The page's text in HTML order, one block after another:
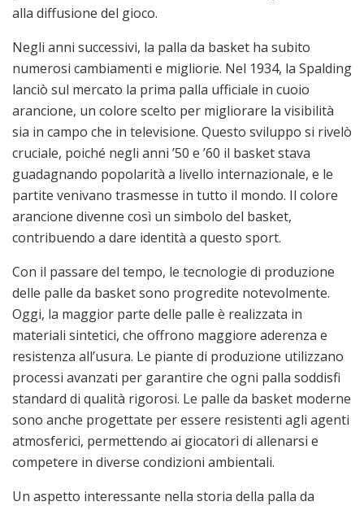
alla diffusione del gioco.
Negli anni successivi, la palla da basket ha subito
numerosi cambiamenti e migliorie. Nel 1934, la Spalding
lanciò sul mercato la prima palla ufficiale in cuoio
arancione, un colore scelto per migliorare la visibilità
sia in campo che in televisione. Questo sviluppo si rivelò
cruciale, poiché negli anni ’50 e ’60 il basket stava
guadagnando popolarità a livello internazionale, e le
partite venivano trasmesse in tutto il mondo. Il colore
arancione divenne così un simbolo del basket,
contribuendo a dare identità a questo sport.
Con il passare del tempo, le tecnologie di produzione
delle palle da basket sono progredite notevolmente.
Oggi, la maggior parte delle palle è realizzata in
materiali sintetici, che offrono maggiore aderenza e
resistenza all’usura. Le piante di produzione utilizzano
processi avanzati per garantire che ogni palla soddisfi
standard di qualità rigorosi. Le palle da basket moderne
sono anche progettate per essere resistenti agli agenti
atmosferici, permettendo ai giocatori di allenarsi e
competere in diverse condizioni ambientali.
Un aspetto interessante nella storia della palla da